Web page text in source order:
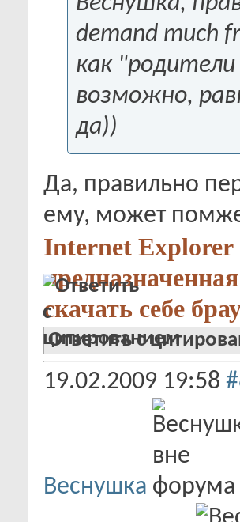
demand much
как
возможно,
да))
Да, правильно
ему, может
Internet Explorer
скачать себе
Ответить с
19.02.2009 19:58
Веснушка